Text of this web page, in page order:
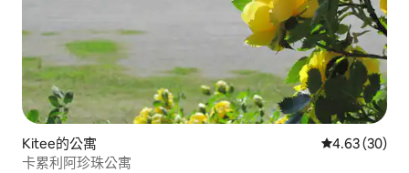
Kitee的公寓 從 30 則評價
4.63 (30)
卡累利阿珍珠公寓